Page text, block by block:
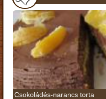
Csokoládés-narancs torta